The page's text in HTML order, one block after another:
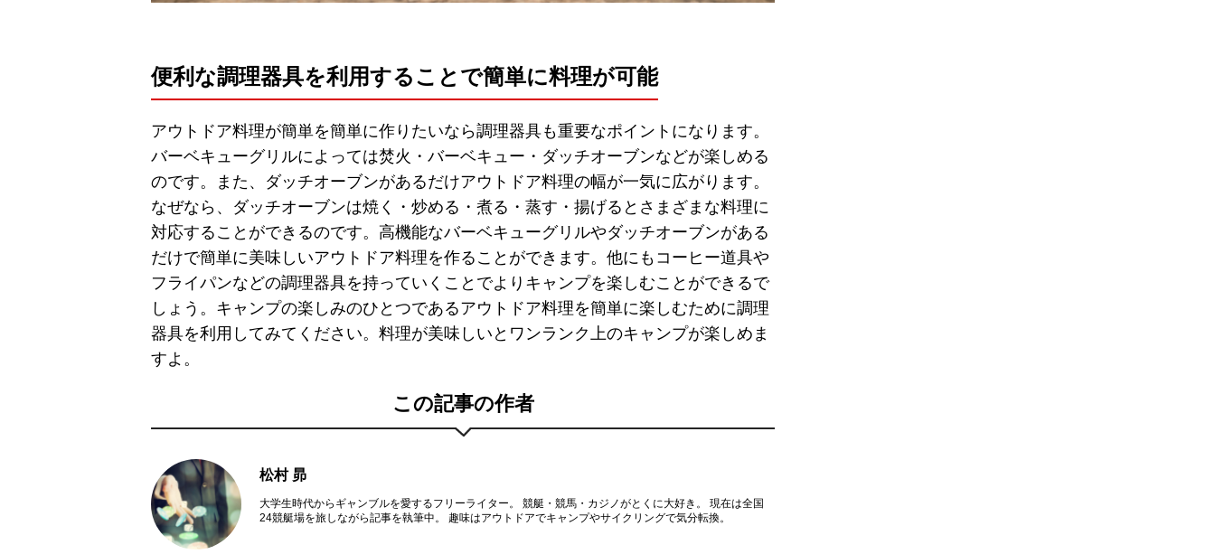
便利な調理器具を利用することで簡単に料理が可能
アウトドア料理が簡単を簡単に作りたいなら調理器具も重要なポイントになります。
バーベキューグリルによっては焚火・バーベキュー・ダッチオーブンなどが楽しめる
のです。また、ダッチオーブンがあるだけアウトドア料理の幅が一気に広がります。
なぜなら、ダッチオーブンは焼く・炒める・煮る・蒸す・揚げるとさまざまな料理に
対応することができるのです。高機能なバーベキューグリルやダッチオーブンがある
だけで簡単に美味しいアウトドア料理を作ることができます。他にもコーヒー道具や
フライパンなどの調理器具を持っていくことでよりキャンプを楽しむことができるで
しょう。キャンプの楽しみのひとつであるアウトドア料理を簡単に楽しむために調理
器具を利用してみてください。料理が美味しいとワンランク上のキャンプが楽しめま
すよ。
この記事の作者
松村 昴
大学生時代からギャンブルを愛するフリーライター。 競艇・競馬・カジノがとくに大好き。 現在は全国
24競艇場を旅しながら記事を執筆中。 趣味はアウトドアでキャンプやサイクリングで気分転換。